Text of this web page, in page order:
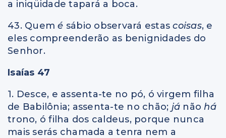
a iniqüidade tapará a boca.
43. Quemé sábio observará estascoisas, e
eles compreenderão as benignidades do
Senhor.
Isaías 47
1. Desce, e assenta-te no pó, ó virgem filha
de Babilônia; assenta-te no chão; já nãohá
trono, ó filha dos caldeus, porque nunca
mais serás chamada a tenra nem a